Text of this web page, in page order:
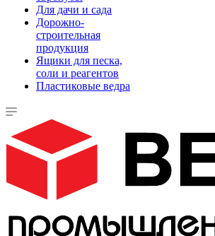
Для дачи и сада
Дорожно-
строительная
продукция
Ящики для песка,
соли и реагентов
Пластиковые ведра